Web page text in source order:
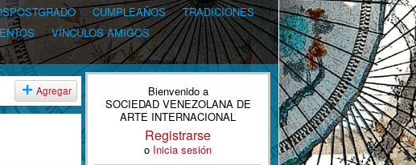
CUMPLEAÑOS
TRADICIONES
VÍNCULOS AMIGOS
Agregar
Bienvenido a
SOCIEDAD VENEZOLANA DE
ARTE INTERNACIONAL
Registrarse
o Inicia sesión